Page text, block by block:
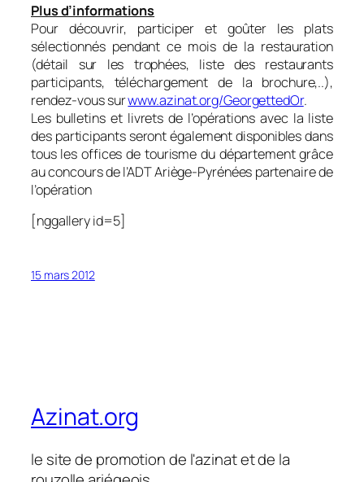
Plus d’informations
Pour découvrir, participer et goûter les plats
sélectionnés pendant ce mois de la restauration
(détail sur les trophées, liste des restaurants
participants, téléchargement de la brochure,..),
rendez-vous surwww.azinat.org/GeorgettedOr.
Les bulletins et livrets de l’opérations avec la liste
des participants seront également disponibles dans
tous les offices de tourisme du département grâce
au concours de l’ADT Ariège-Pyrénées partenaire de
l’opération
[nggallery id=5]
15 mars 2012
Azinat.org
le site de promotion de l'azinat et de la